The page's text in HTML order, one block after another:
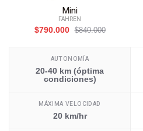
Mini
FAHREN
$790.000
$840.000
AUTONOMÍA
20-40 km (óptima
condiciones)
MÁXIMA VELOCIDAD
20 km/hr